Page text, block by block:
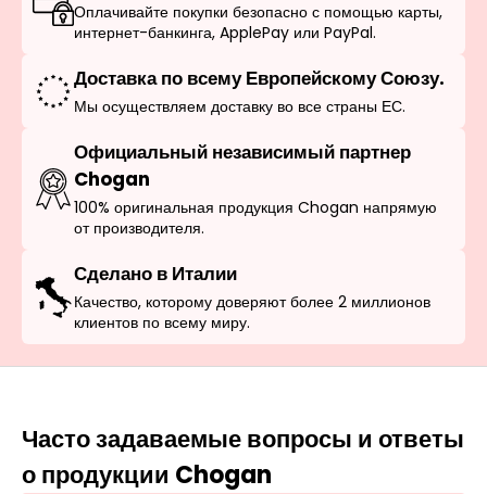
Оплачивайте покупки безопасно с помощью карты,
интернет-банкинга, ApplePay или PayPal.
Доставка по всему Европейскому Союзу.
Мы осуществляем доставку во все страны ЕС.
Официальный независимый партнер
Chogan
100% оригинальная продукция Chogan напрямую
от производителя.
Сделано в Италии
Качество, которому доверяют более 2 миллионов
клиентов по всему миру.
Часто задаваемые вопросы и ответы
о продукции Chogan